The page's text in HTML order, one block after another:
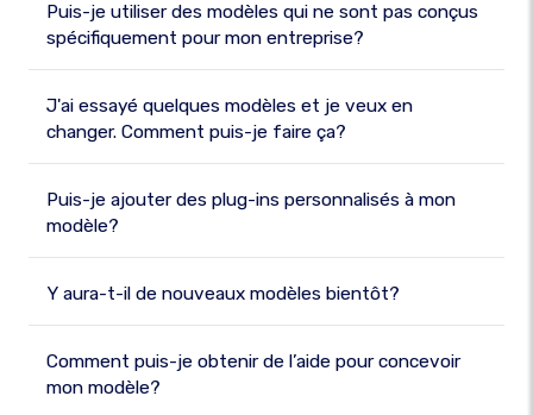
Puis-je utiliser des modèles qui ne sont pas conçus
spécifiquement pour mon entreprise?
J'ai essayé quelques modèles et je veux en
changer. Comment puis-je faire ça?
Puis-je ajouter des plug-ins personnalisés à mon
modèle?
Y aura-t-il de nouveaux modèles bientôt?
Comment puis-je obtenir de l’aide pour concevoir
mon modèle?